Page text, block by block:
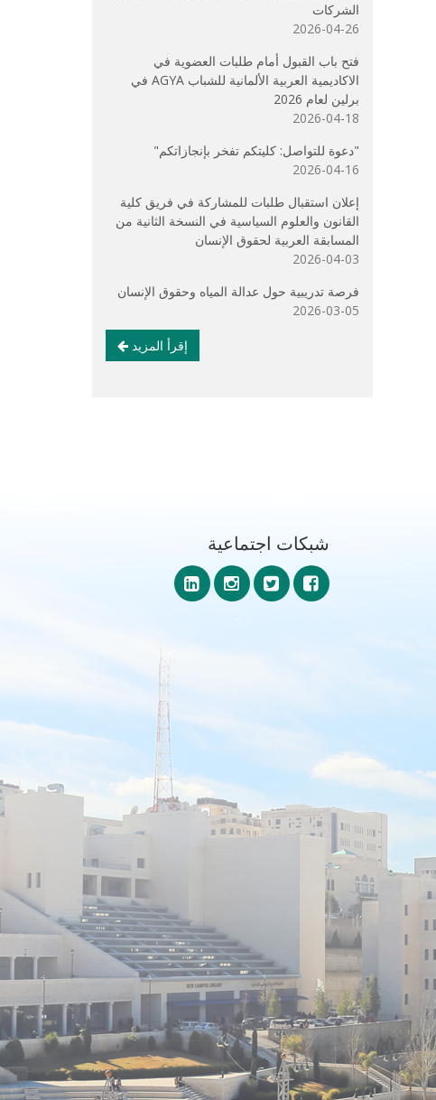
الشركات
2026-04-26
فتح باب القبول أمام طلبات العضوية في
الاكاديمية العربية الألمانية للشباب AGYA في
برلين لعام 2026
2026-04-18
"دعوة للتواصل: كليتكم تفخر بإنجازاتكم"
2026-04-16
إعلان استقبال طلبات للمشاركة في فريق كلية
القانون والعلوم السياسية في النسخة الثانية من
المسابقة العربية لحقوق الإنسان
2026-04-03
فرصة تدريبية حول عدالة المياه وحقوق الإنسان
2026-03-05
إقرأ المزيد
شبكات اجتماعية